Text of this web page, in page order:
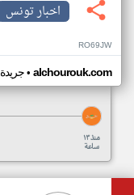
اخبار تونس
RO69JW
• alchourouk.com
منذ ١٣
ساعة